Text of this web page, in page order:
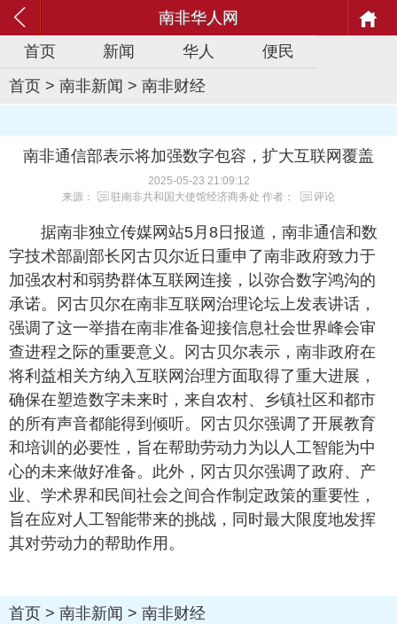
南非华人网
首页
新闻 华人
便民
首页 > 南非新闻 > 南非财经
南非通信部表示将加强数字包容，扩大互联网覆盖
2025-05-23 21:09:12
来源：
驻南非共和国大使馆经济商务处 作者： 评论
据南非独立传媒网站5月8日报道，南非通信和数
字技术部副部长冈古贝尔近日重申了南非政府致力于
加强农村和弱势群体互联网连接，以弥合数字鸿沟的
承诺。冈古贝尔在南非互联网治理论坛上发表讲话，
强调了这一举措在南非准备迎接信息社会世界峰会审
查进程之际的重要意义。冈古贝尔表示，南非政府在
将利益相关方纳入互联网治理方面取得了重大进展，
确保在塑造数字未来时，来自农村、乡镇社区和都市
的所有声音都能得到倾听。冈古贝尔强调了开展教育
和培训的必要性，旨在帮助劳动力为以人工智能为中
心的未来做好准备。此外，冈古贝尔强调了政府、产
业、学术界和民间社会之间合作制定政策的重要性，
旨在应对人工智能带来的挑战，同时最大限度地发挥
其对劳动力的帮助作用。
首页 > 南非新闻 > 南非财经